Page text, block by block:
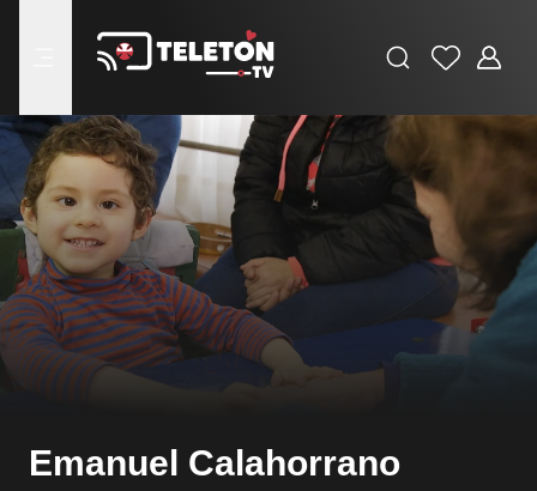
BuscarFavoritos
Emanuel Calahorrano